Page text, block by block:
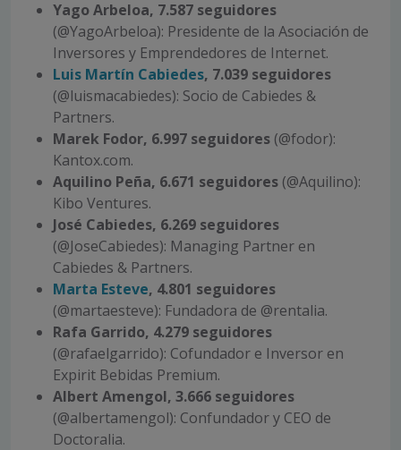
Yago Arbeloa, 7.587 seguidores
(@YagoArbeloa): Presidente de la Asociación de
Inversores y Emprendedores de Internet.
Luis Martín Cabiedes, 7.039 seguidores
(@luismacabiedes): Socio de Cabiedes &
Partners.
Marek Fodor, 6.997 seguidores (@fodor):
Kantox.com.
Aquilino Peña, 6.671 seguidores (@Aquilino):
Kibo Ventures.
José Cabiedes, 6.269 seguidores
(@JoseCabiedes): Managing Partner en
Cabiedes & Partners.
Marta Esteve, 4.801 seguidores
(@martaesteve): Fundadora de @rentalia.
Rafa Garrido, 4.279 seguidores
(@rafaelgarrido): Cofundador e Inversor en
Expirit Bebidas Premium.
Albert Amengol, 3.666 seguidores
(@albertamengol): Confundador y CEO de
Doctoralia.